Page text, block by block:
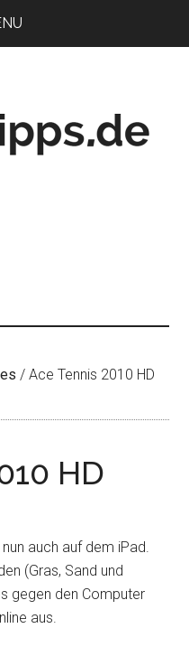
/ Ace Tennis 2010 HD
HD
auch auf dem iPad.
(Gras, Sand und
gegen den Computer
aus.